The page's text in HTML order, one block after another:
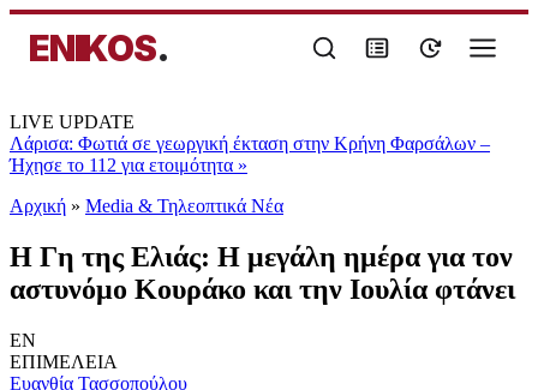
ENIKOS.
LIVE UPDATE
Λάρισα: Φωτιά σε γεωργική έκταση στην Κρήνη Φαρσάλων –
Ήχησε το 112 για ετοιμότητα »
Αρχική » Media & Τηλεοπτικά Νέα
Η Γη της Ελιάς: Η μεγάλη ημέρα για τον
αστυνόμο Κουράκο και την Ιουλία φτάνει
EN
ΕΠΙΜΕΛΕΙΑ
Ευανθία Τασσοπούλου